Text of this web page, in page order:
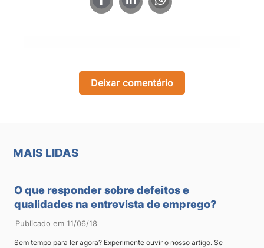
Deixar comentário
MAIS LIDAS
O que responder sobre defeitos e
qualidades na entrevista de emprego?
Publicado em 11/06/18
Sem tempo para ler agora? Experimente ouvir o nosso artigo. Se